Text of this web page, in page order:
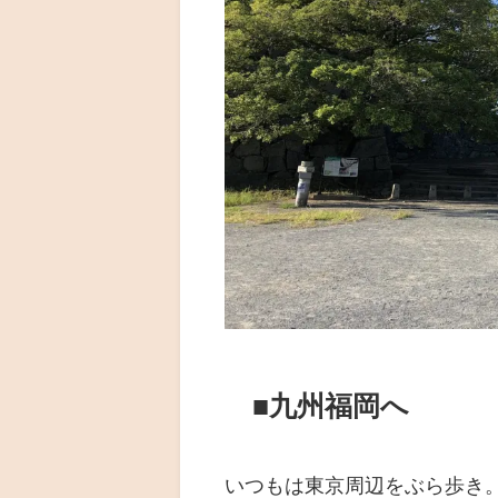
■九州福岡へ
いつもは東京周辺をぶら歩き